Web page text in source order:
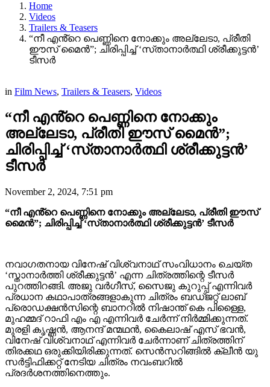
Home
Videos
Trailers & Teasers
“നീ എൻ്റെ പെണ്ണിനെ നോക്കും അല്ലേടാ, പ്രീതി
ഈസ് മൈൻ”; ചിരിപ്പിച്ച് ‘സ്‌താനാർത്ഥി ശ്രീക്കുട്ടൻ’
ടീസർ
in Film News, Trailers & Teasers, Videos
“നീ എൻ്റെ പെണ്ണിനെ നോക്കും
അല്ലേടാ, പ്രീതി ഈസ് മൈൻ”;
ചിരിപ്പിച്ച് ‘സ്‌താനാർത്ഥി ശ്രീക്കുട്ടൻ’
ടീസർ
November 2, 2024, 7:51 pm
“നീ എൻ്റെ പെണ്ണിനെ നോക്കും അല്ലേടാ, പ്രീതി ഈസ്
മൈൻ”; ചിരിപ്പിച്ച് ‘സ്‌താനാർത്ഥി ശ്രീക്കുട്ടൻ’ ടീസർ
നവാഗതനായ വിനേഷ് വിശ്വനാഥ് സംവിധാനം ചെയ്ത
‘സ്താനാർത്തി ശ്രീക്കുട്ടൻ’ എന്ന ചിത്രത്തിന്റെ ടീസർ
പുറത്തിറങ്ങി. അജു വർഗീസ്, സൈജു കുറുപ്പ് എന്നിവർ
പ്രധാന കഥാപാത്രങ്ങളാകുന്ന ചിത്രം ബഡ്ജറ്റ് ലാബ്
പ്രൊഡക്ഷൻസിന്റെ ബാനറിൽ നിഷാന്ത് കെ പിള്ളൈ,
മുഹമ്മദ് റാഫി എം എ എന്നിവർ ചേർന്ന് നിർമ്മിക്കുന്നത്.
മുരളി കൃഷ്ണൻ, ആനന്ദ് മന്മഥൻ, കൈലാഷ് എസ് ഭവൻ,
വിനേഷ് വിശ്വനാഥ് എന്നിവർ ചേർന്നാണ് ചിത്രത്തിന്
തിരക്കഥ ഒരുക്കിയിരിക്കുന്നത്. സെൻസറിങ്ങിൽ ക്ലീൻ യു
സർട്ടിഫിക്കറ്റ് നേടിയ ചിത്രം നവംബറിൽ
പ്രദർശനത്തിനെത്തും.